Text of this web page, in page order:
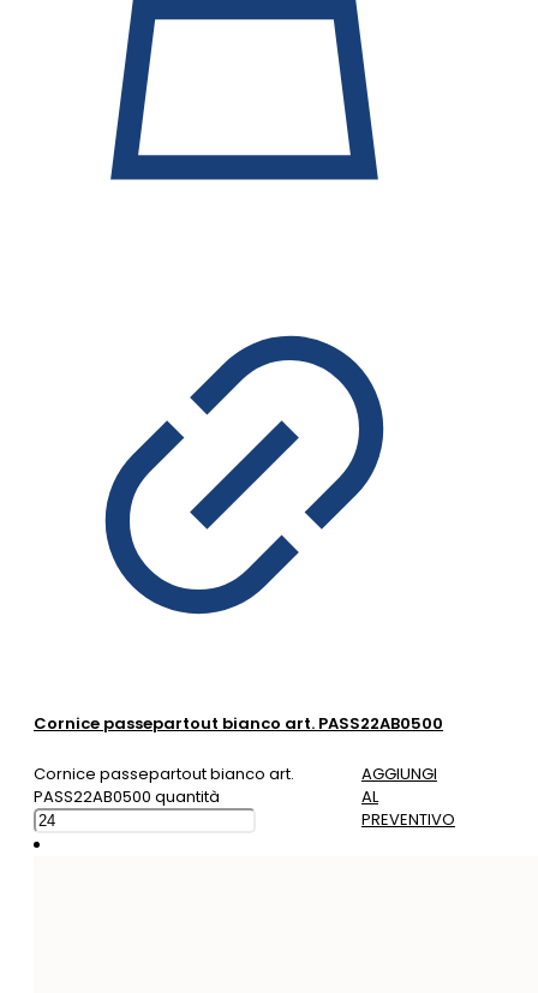
Cornice passepartout bianco art. PASS22AB0500
Cornice passepartout bianco art.
PASS22AB0500 quantità
AGGIUNGI
AL
PREVENTIVO